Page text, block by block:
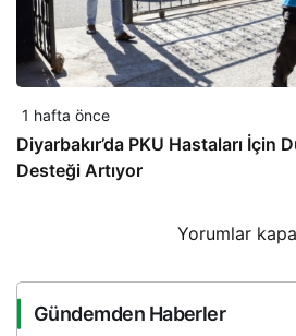
1 hafta önce
Diyarbakır’da PKU Hastaları İçin
Desteği Artıyor
Yorumlar
Gündemden Haberler